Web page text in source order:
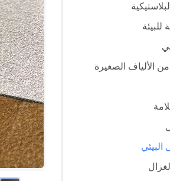
الألياف الصغيرة
البيئي